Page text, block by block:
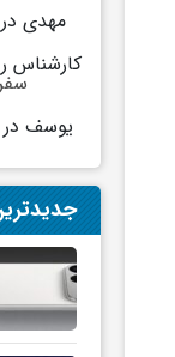
مهدیدر
کارشناس
یوسف در